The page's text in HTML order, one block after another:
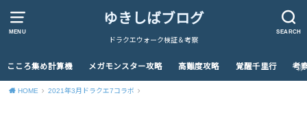
MENU SEARCH
ゆきしばブログ
ドラクエウォーク検証＆考察
こころ集め計算機 メガモンスター攻略 高難度攻略 覚醒千里行 考
HOME 2021年3月ドラクエ7コラボ